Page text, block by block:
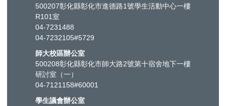
500207彰化縣彰化市進德路1號學生活動中心一樓
R101室
04-7231488
04-7232105#5729
師大校區辦公室
500208彰化縣彰化市師大路2號第十宿舍地下一樓
研討室（一）
04-7121158#60001
學生議會辦公室